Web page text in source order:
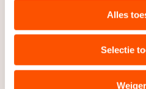
websiteverkeer te analyseren.
combineren met andere
verstrekt of die zij hebben
Sommige partners kunnen
Alles
Selectie
wel wat van geleerd en
hoeven zien als last.
De mentale gewenning aan
noemt of de lichamelijke